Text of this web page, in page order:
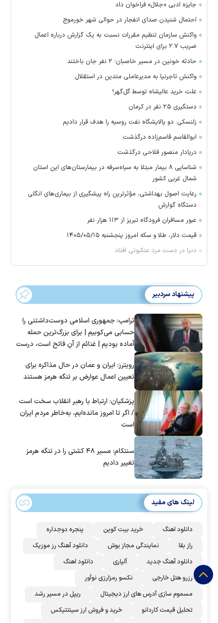
جایزه ادبی «جلال» فراخوان داد
احتمال شنیدن صدای انفجار در حوالی شهر خورموج
واکنش سازمان تنظیم مقررات نسبت به یک گزارش درباره اعمال
ضریب ۲.۷ برای اینترنت
حادثه خونین در مسیر خاصبان؛ ۲ نفر جان باختند
واکنش تاجرنیا به مدیرعاملی متدین در استقلال
علت خرید عالیشاه توسط گل‌گهر!
دستگیری ۲۵ نفر در کرمان
زلنسکی: دو پالایشگاه نفت روسیه را هدف قرار دادیم
ابوالقاسم قاسم‌زاده درگذشت
دریادار منصور فلاحی درگذشت
شناسایی ۸ بیمار مبتلا به سیاه‌سرفه در بیمارستان‌های این استان
شمال غربی کشور
رعایت اصول بهداشتی، مؤثرترین راه پیشگیری از بیماری‌های انگلی
دستگاه گوارش
عبور مسافران فرودگاه تبریز از ۱۱۳ هزار نفر
قیمت دلار، طلا و سکه امروز پنجشنبه ۱۴۰۵/۰۵/۱۵
دنیا در دست مرد عنکبوتی افتاد
پیشنهاد سردبیر
ترامپ: جمهوری اسلامی دوست‌داشتنی را
حسابی می‌کوبیم | برای بزرگ‌ترین حمله
آماده بودیم | غنائم از آنِ فاتح است، درست
رویترز: ایران و عمان در حال مذاکره برای
تعیین اعمال عوارض بر تنگه هرمز هستند
پزشکیان: ارتباط با رهبر انقلاب سخت است
/ اگر تا امروز مانده‌ایم، به‌خاطر مردم ایران
است
سنتکام: مسیر ۴۸ کشتی را در تنگه هرمز
تغییر دادیم
لینک های مفید
دانلود اهنگ خرید بیت کوین
پنجره دوجداره
راز بقا
نمایندگی مجاز بوش
دانلود آهنگ رز‌ موزیک
دانلود آهنگ جدید
آلپاری
دانلود اهنگ
رزرو هتل خارجی
نکسو رمزارزی نوآور
مسموم سازی آدرس های ارز دیجیتال
ریپل در مسیر رشد
تحلیل قیمت کاردانو
خرید و فروش ارز سینتتیکس